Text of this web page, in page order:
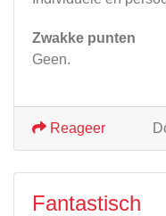
Zwakke punten
Geen.
Reageer
Fantastisch